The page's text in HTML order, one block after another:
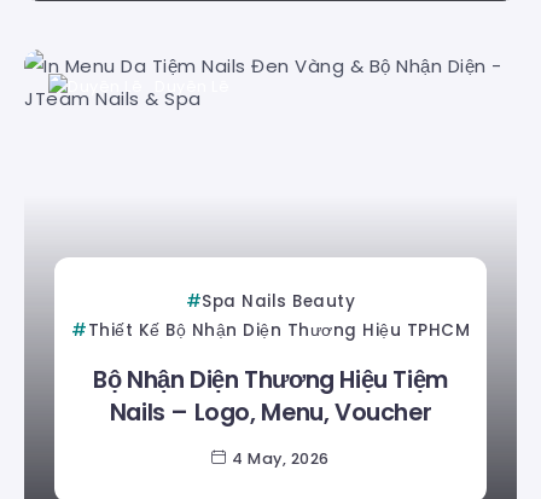
Spa Nails Beauty
Thiết Kế Bộ Nhận Diện Thương Hiệu TPHCM
Bộ Nhận Diện Thương Hiệu Tiệm
Nails – Logo, Menu, Voucher
4 May, 2026